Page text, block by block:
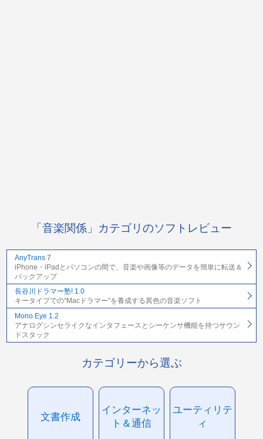
「音楽関係」カテゴリのソフトレビュー
AnyTrans 7
iPhone・iPadとパソコンの間で、音楽や画像等のデータを簡単に転送＆
バックアップ
長谷川ドラマー塾! 1.0
キータイプでの“Macドラマー”を養成する異色の音楽ソフト
Mono Eye 1.2
アナログシンセライクなインタフェースとシーケンサ機能を持つサウン
ドスタック
カテゴリーから選ぶ
文書作成
インターネッ
ト＆通信
ユーティリテ
ィ